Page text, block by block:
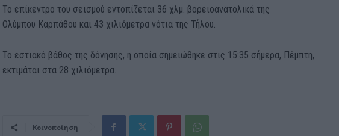
Το επίκεντρο του σεισμού εντοπίζεται 36 χλμ. βορειοανατολικά της
Ολύμπου Καρπάθου και 43 χιλιόμετρα νότια της Τήλου.
Το εστιακό βάθος της δόνησης, η οποία σημειώθηκε στις 15:35 σήμερα, Πέμπτη,
εκτιμάται στα 28 χιλιόμετρα.
Κοινοποίηση